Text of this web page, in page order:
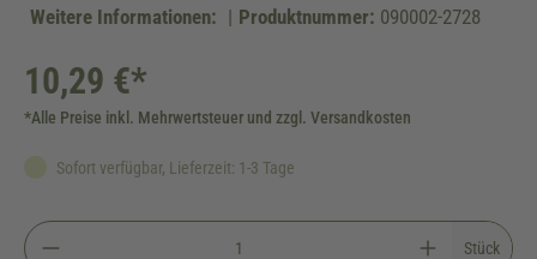
Weitere Informationen: | Produktnummer: 090002-2728
10,29 €*
*Alle Preise inkl. Mehrwertsteuer und zzgl. Versandkosten
Sofort verfügbar, Lieferzeit: 1-3 Tage
Stück